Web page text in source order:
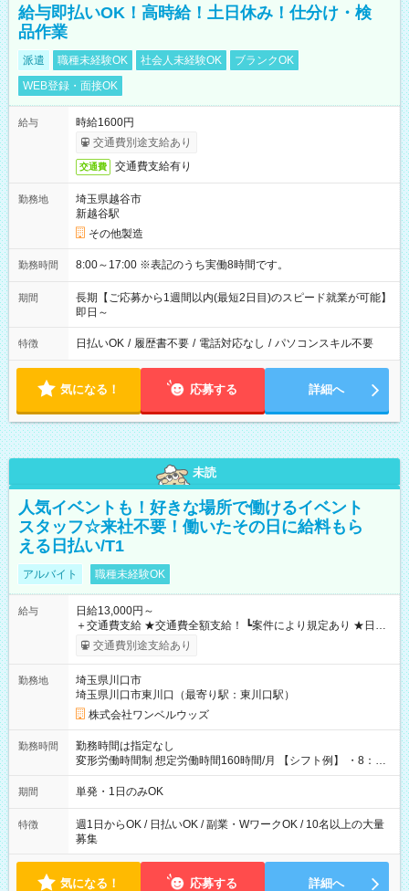
給与即払いOK！高時給！土日休み！仕分け・検
品作業
派遣 職種未経験OK 社会人未経験OK
ブランクOK
WEB登録・面接OK
給与
時給1600円
交通費別途支給あり
交通費 交通費支給有り
勤務地
埼玉県越谷市
新越谷駅
その他製造
勤務時間 8:00～17:00 ※表記のうち実働8時間です。
期間
長期【ご応募から1週間以内(最短2日目)のスピード就業が可能】
即日～
特徴 日払いOK / 履歴書不要 / 電話対応なし / パソコンスキル不要
気になる！ 応募する 詳細へ
未読
人気イベントも！好きな場所で働けるイベント
スタッフ☆来社不要！働いたその日に給料もら
える日払い/T1
アルバイト 職種未経験OK
給与
日給13,000円～
＋交通費支給 ★交通費全額支給！ ┗案件により規定あり ★日払
いOK！（規定あり） ┗働いたその日に現金GET♪ お仕事後はコ
ンビニATMから 日払い分を引き落とせます！ 【試用期間】試
交通費別途支給あり
勤務地
埼玉県川口市
埼玉県川口市東川口（最寄り駅：東川口駅）
株式会社ワンベルウッズ
勤務時間
勤務時間は指定なし
変形労働時間制 想定労働時間160時間/月 【シフト例】 ・8：00
～21：00
期間 単発・1日のみOK
特徴
週1日からOK / 日払いOK / 副業・WワークOK / 10名以上の大量
募集
気になる！ 応募する 詳細へ